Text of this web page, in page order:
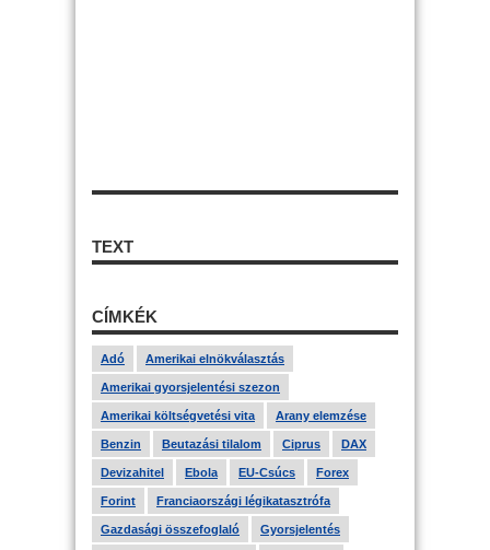
TEXT
CÍMKÉK
Adó Amerikai elnökválasztás
Amerikai gyorsjelentési szezon
Amerikai költségvetési vita Arany elemzése
Benzin Beutazási tilalom Ciprus DAX
Devizahitel Ebola EU-Csúcs Forex
Forint Franciaországi légikatasztrófa
Gazdasági összefoglaló Gyorsjelentés